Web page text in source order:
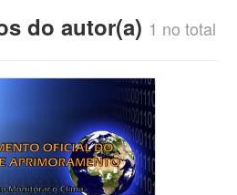
do autor(a) 1 no total